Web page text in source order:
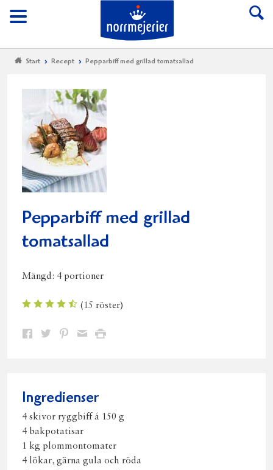
Meny
Till Norrmejerier
Start Recept Pepparbiff med grillad tomatsallad
Pepparbiff med grillad
tomatsallad
Mängd: 4 portioner
(15 röster)
Dela Dela Dela DelaSkriv
Ingredienser
4 skivor ryggbiff á 150 g
4 bakpotatisar
1 kg plommontomater
4 lökar, gärna gula och röda